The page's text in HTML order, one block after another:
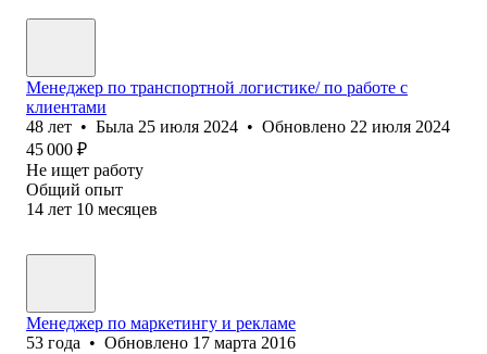
Менеджер по транспортной логистике/ по работе с
клиентами
48 лет • Была 25 июля 2024 • Обновлено 22 июля 2024
45 000 ₽
Не ищет работу
Общий опыт
14 лет 10 месяцев
Менеджер по маркетингу и рекламе
53 года • Обновлено 17 марта 2016